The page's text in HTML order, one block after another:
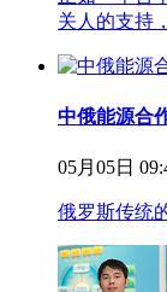
关人的支持
中俄能源合
05月05日
俄罗斯传统